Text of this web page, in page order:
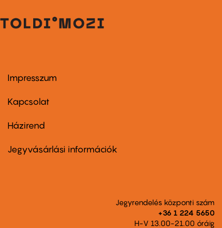
Footer
first
Impresszum
Kapcsolat
Footer
second
Házirend
Jegyvásárlási információk
Jegyrendelés központi szám
+36 1 224 5650
H-V 13.00-21.00 óráig